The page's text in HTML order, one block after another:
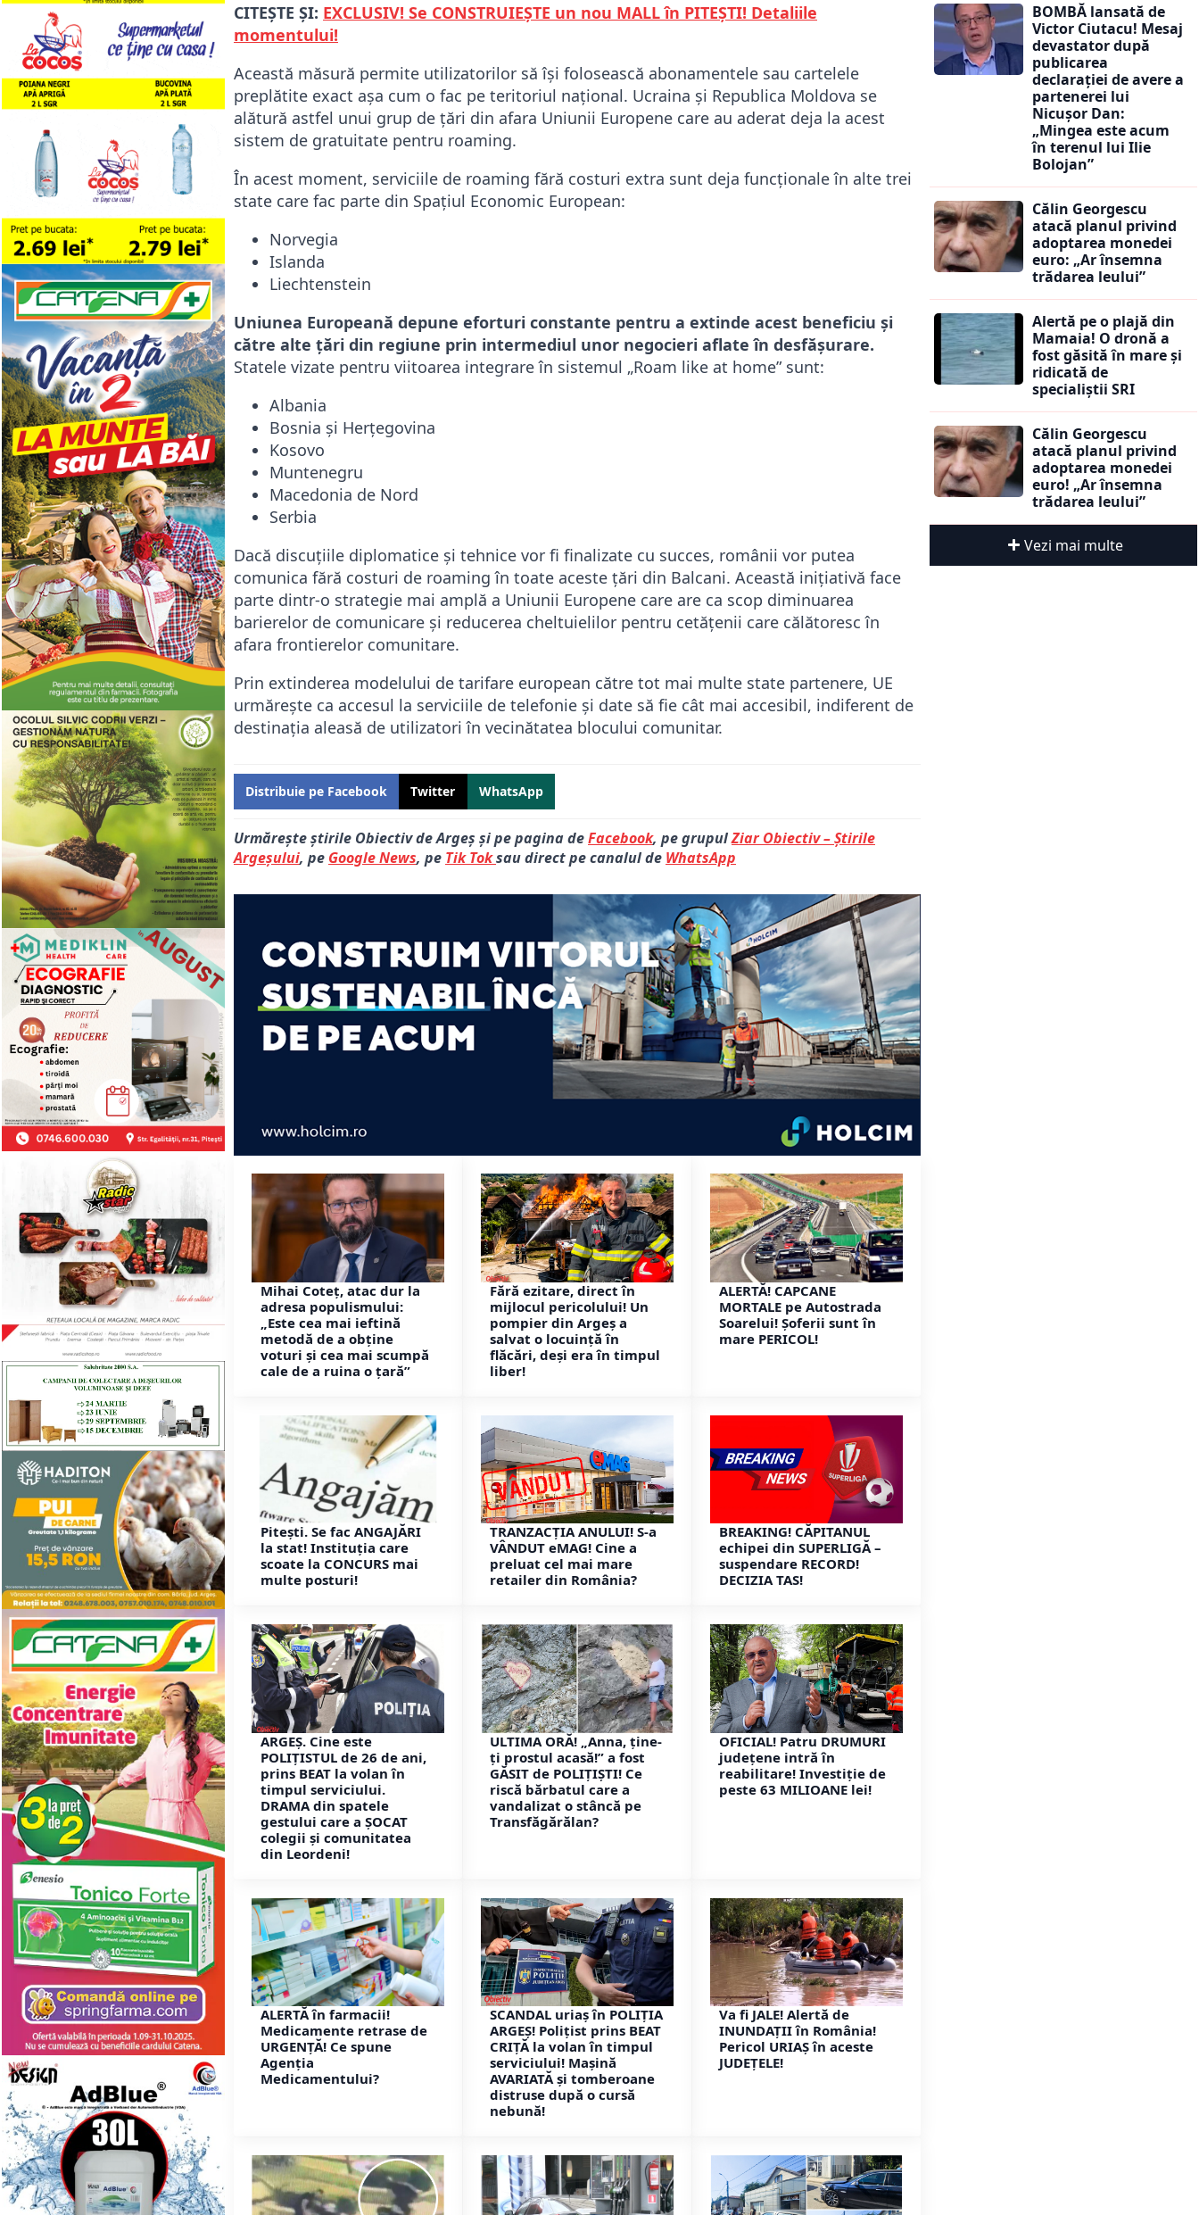
CITEȘTE ȘI: EXCLUSIV! Se CONSTRUIEȘTE un nou MALL în PITEȘTI! Detaliile
momentului!
Această măsură permite utilizatorilor să își folosească abonamentele sau cartelele
preplătite exact așa cum o fac pe teritoriul național. Ucraina și Republica Moldova se
alătură astfel unui grup de țări din afara Uniunii Europene care au aderat deja la acest
sistem de gratuitate pentru roaming.
În acest moment, serviciile de roaming fără costuri extra sunt deja funcționale în alte trei
state care fac parte din Spațiul Economic European:
Norvegia
Islanda
Liechtenstein
Uniunea Europeană depune eforturi constante pentru a extinde acest beneficiu și
către alte țări din regiune prin intermediul unor negocieri aflate în desfășurare.
Statele vizate pentru viitoarea integrare în sistemul „Roam like at home” sunt:
Albania
Bosnia și Herțegovina
Kosovo
Muntenegru
Macedonia de Nord
Serbia
Dacă discuțiile diplomatice și tehnice vor fi finalizate cu succes, românii vor putea
comunica fără costuri de roaming în toate aceste țări din Balcani. Această inițiativă face
parte dintr-o strategie mai amplă a Uniunii Europene care are ca scop diminuarea
barierelor de comunicare și reducerea cheltuielilor pentru cetățenii care călătoresc în
afara frontierelor comunitare.
Prin extinderea modelului de tarifare european către tot mai multe state partenere, UE
urmărește ca accesul la serviciile de telefonie și date să fie cât mai accesibil, indiferent de
destinația aleasă de utilizatori în vecinătatea blocului comunitar.
Distribuie pe Facebook Twitter WhatsApp
Urmărește știrile Obiectiv de Argeș și pe pagina deFacebook, pe grupulZiar Obiectiv – Știrile
Argeșului, pe Google News, pe Tik Toksau direct pe canalul de WhatsApp
Mihai Coteț, atac dur la
adresa populismului:
„Este cea mai ieftină
metodă de a obține
voturi și cea mai scumpă
cale de a ruina o țară”
Fără ezitare, direct în
mijlocul pericolului! Un
pompier din Argeș a
salvat o locuință în
flăcări, deși era în timpul
liber!
ALERTĂ! CAPCANE
MORTALE pe Autostrada
Soarelui! Șoferii sunt în
mare PERICOL!
Pitești. Se fac ANGAJĂRI
la stat! Instituția care
scoate la CONCURS mai
multe posturi!
TRANZACȚIA ANULUI! S-a
VÂNDUT eMAG! Cine a
preluat cel mai mare
retailer din România?
BREAKING! CĂPITANUL
echipei din SUPERLIGĂ –
suspendare RECORD!
DECIZIA TAS!
ARGEȘ. Cine este
POLIȚISTUL de 26 de ani,
prins BEAT la volan în
timpul serviciului.
DRAMA din spatele
gestului care a ȘOCAT
colegii și comunitatea
din Leordeni!
ULTIMA ORĂ! „Anna, ţine-
ţi prostul acasă!” a fost
GĂSIT de POLIȚIȘTI! Ce
riscă bărbatul care a
vandalizat o stâncă pe
Transfăgărălan?
OFICIAL! Patru DRUMURI
județene intră în
reabilitare! Investiție de
peste 63 MILIOANE lei!
ALERTĂ în farmacii!
Medicamente retrase de
URGENȚĂ! Ce spune
Agenția
Medicamentului?
SCANDAL uriaș în POLIȚIA
ARGEȘ! Polițist prins BEAT
CRIȚĂ la volan în timpul
serviciului! Mașină
AVARIATĂ și tomberoane
distruse după o cursă
nebună!
Va fi JALE! Alertă de
INUNDAȚII în România!
Pericol URIAȘ în aceste
JUDEȚELE!
BOMBĂ lansată de
Victor Ciutacu! Mesaj
devastator după
publicarea
declarației de avere a
partenerei lui
Nicușor Dan:
„Mingea este acum
în terenul lui Ilie
Bolojan”
Călin Georgescu
atacă planul privind
adoptarea monedei
euro: „Ar însemna
trădarea leului”
Alertă pe o plajă din
Mamaia! O dronă a
fost găsită în mare și
ridicată de
specialiștii SRI
Călin Georgescu
atacă planul privind
adoptarea monedei
euro! „Ar însemna
trădarea leului”
Vezi mai multe